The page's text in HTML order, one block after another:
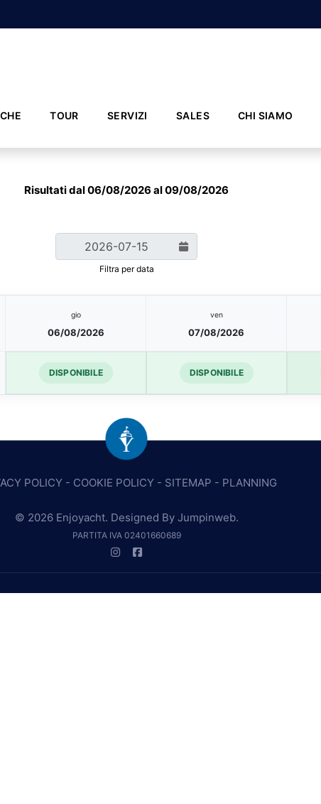
TOUR SERVIZI SALES CHI SIAMO
Risultati dal 06/08/2026 al 09/08/2026
Filtra per data
gio
06/08/2026
ven
07/08/2026
DISPONIBILE DISPONIBILE
POLICY- COOKIE POLICY- SITEMAP - PLANNING
© 2026 Enjoyacht. Designed By Jumpinweb.
PARTITA IVA 02401660689